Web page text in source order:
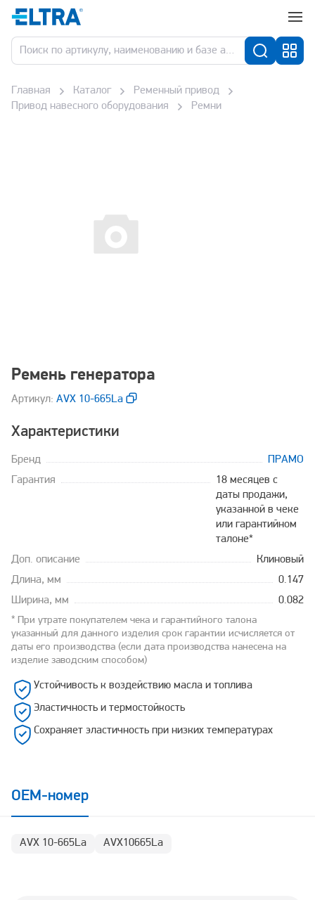
Главная Каталог
Ременный привод
Привод навесного оборудования
Ремни
Ремень генератора
Aртикул: AVX 10-665La
Характеристики
Бренд
ПРАМО
Гарантия
18 месяцев с
даты продажи,
указанной в чеке
или гарантийном
талоне*
Доп. описание
Клиновый
Длина, мм
0.147
Ширина, мм
0.082
* При утрате покупателем чека и гарантийного талона
указанный для данного изделия срок гарантии исчисляется от
даты его производства (если дата производства нанесена на
изделие заводским способом)
Устойчивость к воздействию масла и топлива
Эластичность и термостойкость
Сохраняет эластичность при низких температурах
OEM-номер
AVX 10-665La AVX10665La